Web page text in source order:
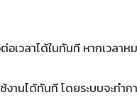
เวลาได้ในทันที หากเวลา
นได้ทันที โดยระบบจะทำก